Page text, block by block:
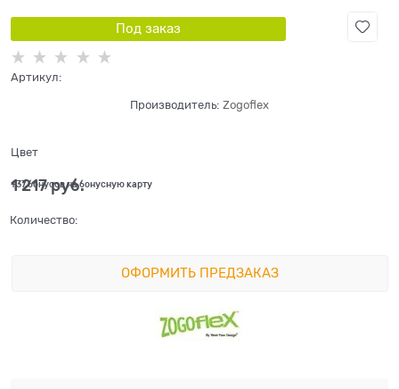
Под заказ
Артикул:
Производитель: Zogoflex
Цвет
1 217 руб.
+37 бонусов на бонусную карту
Количество:
ОФОРМИТЬ ПРЕДЗАКАЗ